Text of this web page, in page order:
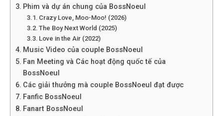
Phim và dự án chung của BossNoeul
Crazy Love, Moo-Moo! (2026)
The Boy Next World (2025)
Love in the Air (2022)
Music Video của couple BossNoeul
Fan Meeting và Các hoạt động quốc tế của
BossNoeul
Các giải thưởng mà couple BossNoeul đạt được
Fanfic BossNoeul
Fanart BossNoeul